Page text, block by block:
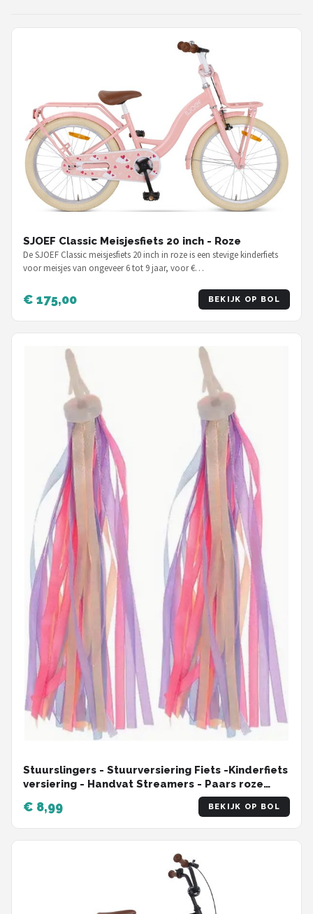
SJOEF Classic Meisjesfiets 20 inch - Roze
De SJOEF Classic meisjesfiets 20 inch in roze is een stevige kinderfiets
voor meisjes van ongeveer 6 tot 9 jaar, voor €…
€ 175,00 BEKIJK OP BOL
Stuurslingers - Stuurversiering Fiets -Kinderfiets
versiering - Handvat Streamers - Paars roze
€ 8,99 BEKIJK OP BOL